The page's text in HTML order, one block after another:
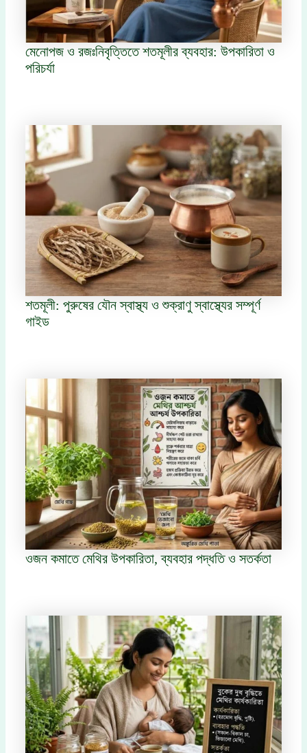
মেনোপজ ও রজঃনিবৃত্তিতে শতমূলীর ব্যবহার: উপকারিতা ও
পরিচর্যা
শতমূলী: পুরুষের যৌন স্বাস্থ্য ও শুক্রাণু স্বাস্থ্যের সম্পূর্ণ
গাইড
ওজন কমাতে মেথির উপকারিতা, ব্যবহার পদ্ধতি ও সতর্কতা